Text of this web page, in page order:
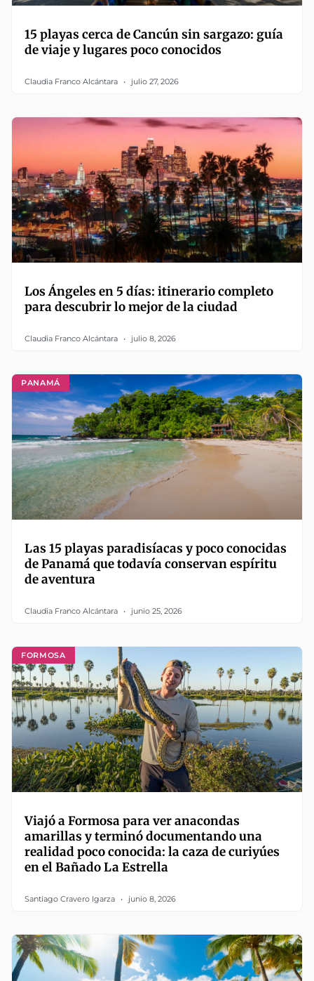
15 playas cerca de Cancún sin sargazo: guía
de viaje y lugares poco conocidos
Claudia Franco Alcántara julio 27, 2026
Los Ángeles en 5 días: itinerario completo
para descubrir lo mejor de la ciudad
Claudia Franco Alcántara julio 8, 2026
PANAMÁ
Las 15 playas paradisíacas y poco conocidas
de Panamá que todavía conservan espíritu
de aventura
Claudia Franco Alcántara junio 25, 2026
FORMOSA
Viajó a Formosa para ver anacondas
amarillas y terminó documentando una
realidad poco conocida: la caza de curiyúes
en el Bañado La Estrella
Santiago Cravero Igarza junio 8, 2026